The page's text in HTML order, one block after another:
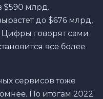
$590 млрд.
до $676 млрд,
говорят сами
все более
сервисов тоже
По итогам 2022